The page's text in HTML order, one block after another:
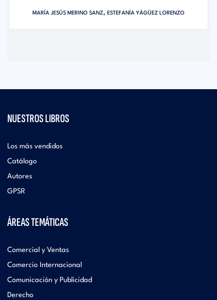
MARÍA JESÚS MERINO SANZ, ESTEFANÍA YÁGÜEZ LORENZO
NUESTROS LIBROS
Los más vendidos
Catálogo
Autores
GPSR
ÁREAS TEMÁTICAS
Comercial y Ventas
Comercio Internacional
Comunicación y Publicidad
Derecho